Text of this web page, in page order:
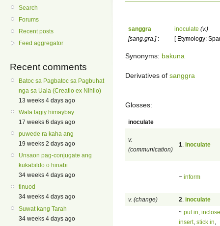
Search
Forums
Recent posts
Feed aggregator
Recent comments
Batoc sa Pagbatoc sa Pagbuhat
nga sa Uala (Creatio ex Nihilo)
13 weeks 4 days ago
Wala lagiy himaybay
17 weeks 6 days ago
puwede ra kaha ang
19 weeks 2 days ago
Unsaon pag-conjugate ang
kukabildo o hinabi
34 weeks 4 days ago
tinuod
34 weeks 4 days ago
Suwat kang Tarah
34 weeks 4 days ago
sanggra
[sang.gra.]:
inoculate (v.)
[ Etymology:
Synonyms: bakuna
Derivatives of sanggra
Glosses:
inoculate
v.
(communication)
1 inoculate
~ inform
v. (change) 2 inoculate
~ put in inclose
insert, stick in